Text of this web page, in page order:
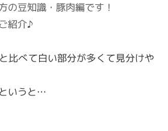
の豆知識・豚肉編です！
紹介♪
比べて白い部分が多くて見分けや
いうと…